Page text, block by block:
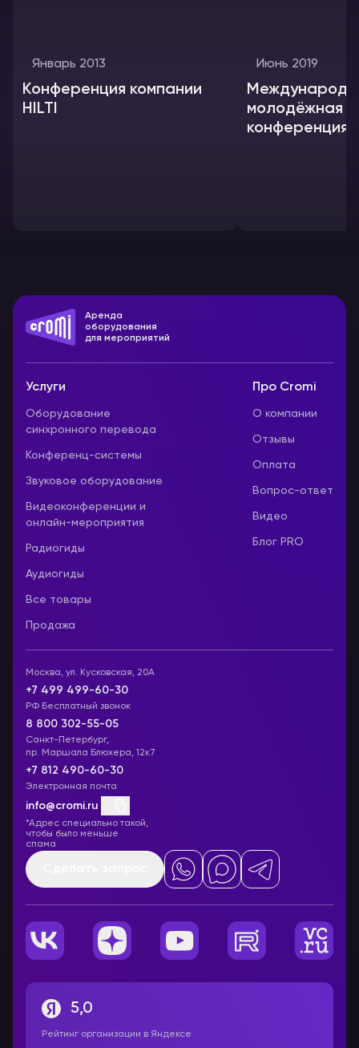
Январь 2013
Конференция компании
HILTI
Июнь 2019
молодёжная
конференция
Аренда
оборудования
для мероприятий
Услуги
Оборудование
синхронного перевода
Конференц-системы
Звуковое оборудование
Видеоконференции и
онлайн-мероприятия
Радиогиды
Аудиогиды
Все товары
Продажа
Про Cromi
О компании
Отзывы
Оплата
Вопрос-ответ
Видео
Блог PRO
Москва, ул. Кусковская, 20А
+7 499 499-60-30
РФ Бесплатный звонок
8 800 302-55-05
Санкт-Петербург,
пр. Маршала Блюхера, 12к7
+7 812 490-60-30
Электронная почта
info@cromi.ru
*Адрес специально такой,
чтобы было меньше
спама
5,0
Рейтинг организации в Яндексе